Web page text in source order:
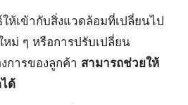
ห้เข้ากับสิ่งแวดล้อมที่เปลี่ยนไป
หม่ ๆ หรือการปรับเปลี่ยน
ารของลูกค้า สามารถช่วยให้
ด้